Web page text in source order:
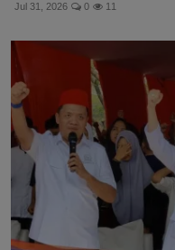
Jul 31, 2026 0 11